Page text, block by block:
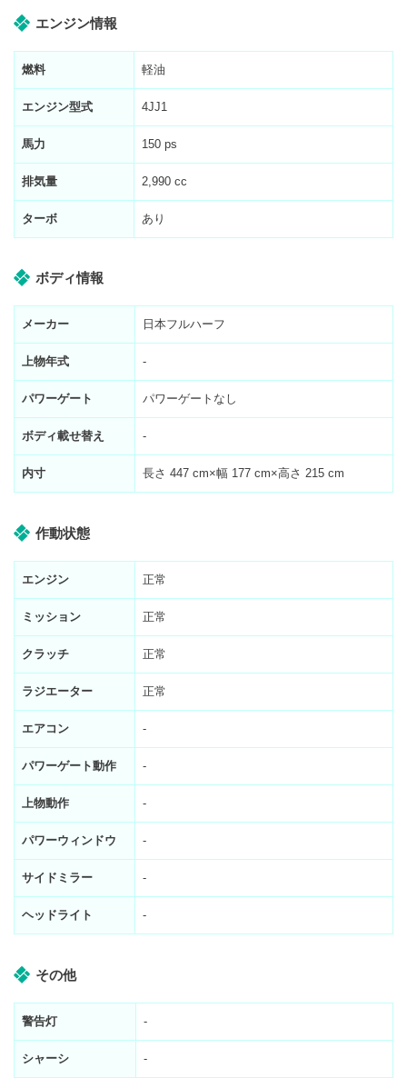
エンジン情報
燃料 軽油
エンジン型式 4JJ1
馬力 150 ps
排気量 2,990 cc
ターボ あり
ボディ情報
メーカー 日本フルハーフ
上物年式 -
パワーゲート パワーゲートなし
ボディ載せ替え -
内寸 長さ 447 cm×幅 177 cm×高さ 215 cm
作動状態
エンジン 正常
ミッション 正常
クラッチ 正常
ラジエーター 正常
エアコン -
パワーゲート動作 -
上物動作 -
パワーウィンドウ -
サイドミラー -
ヘッドライト -
その他
警告灯 -
シャーシ -